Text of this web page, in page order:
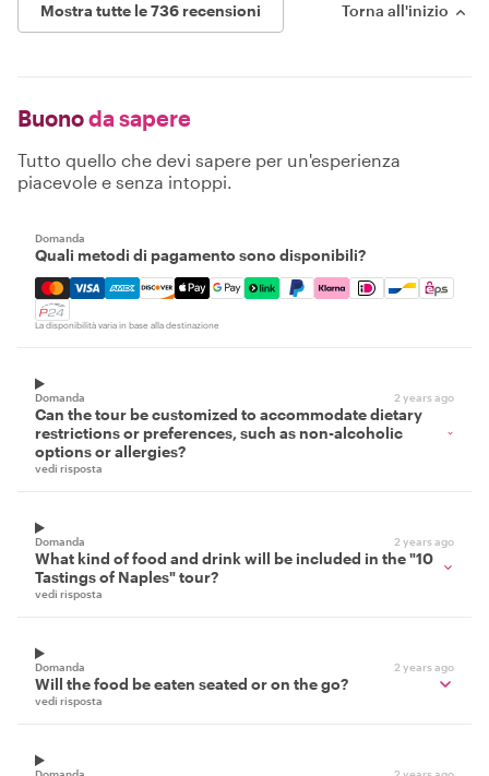
Mostra tutte le 736 recensioni Torna all'inizio
Buonoda sapere
Tutto quello che devi sapere per un'esperienza
piacevole e senza intoppi.
Domanda
Quali metodi di pagamento sono disponibili?
Mastercard, Visa, Amex, Discover, Apple Pay, Google
La disponibilità varia in base alla destinazione
Domanda 2 years ago
Can the tour be customized to accommodate dietary
restrictions or preferences, such as non-alcoholic
options or allergies?
vedi risposta
Domanda 2 years ago
What kind of food and drink will be included in the "10
Tastings of Naples" tour?
vedi risposta
Domanda 2 years ago
Will the food be eaten seated or on the go?
vedi risposta